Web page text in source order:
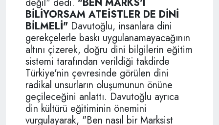
BİLİYORSAM ATEİSTLER DE DİNİ
BİLMELİ" Davutoğlu, insanlara dini
gerekçelerle baskı uygulanamayacağının
altını çizerek, doğru dini bilgilerin eğitim
sistemi tarafından verildiği takdirde
Türkiye'nin çevresinde görülen dini
radikal unsurların oluşumunun önüne
geçileceğini anlattı. Davutoğlu ayrıca
din kültürü eğitiminin önemini
vurgulayarak, "Ben nasıl bir Marksist